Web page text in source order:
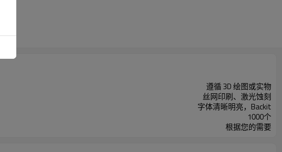
遵循 3D 绘图或实物
丝网印刷、激光蚀刻
字体清晰明亮，Backit
1000个
根据您的需要